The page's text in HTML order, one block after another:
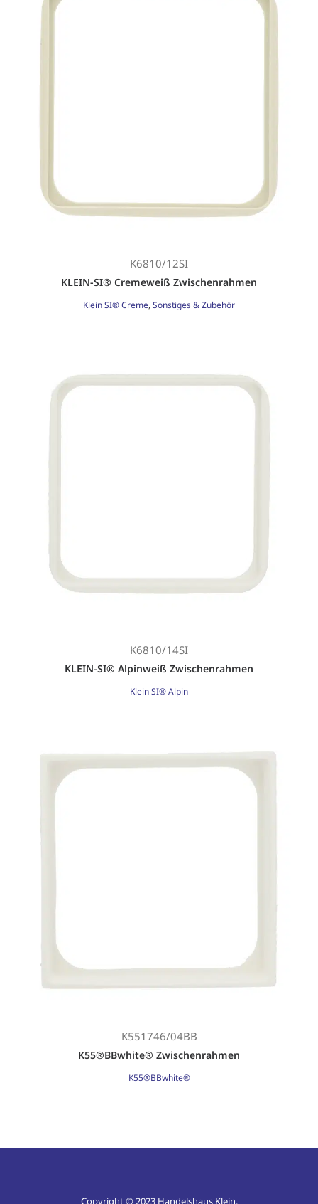
K6810/12SI
KLEIN-SI® Cremeweiß Zwischenrahmen
Klein SI® Creme, Sonstiges & Zubehör
K6810/14SI
KLEIN-SI® Alpinweiß Zwischenrahmen
Klein SI® Alpin
K551746/04BB
K55®BBwhite® Zwischenrahmen
K55®BBwhite®
Copyright © 2023 Handelshaus Klein.